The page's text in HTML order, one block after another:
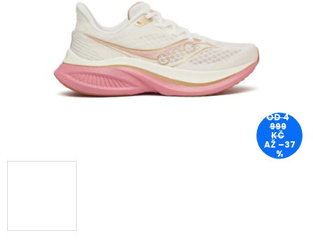
OD 4
999
KČ
AŽ –37
%